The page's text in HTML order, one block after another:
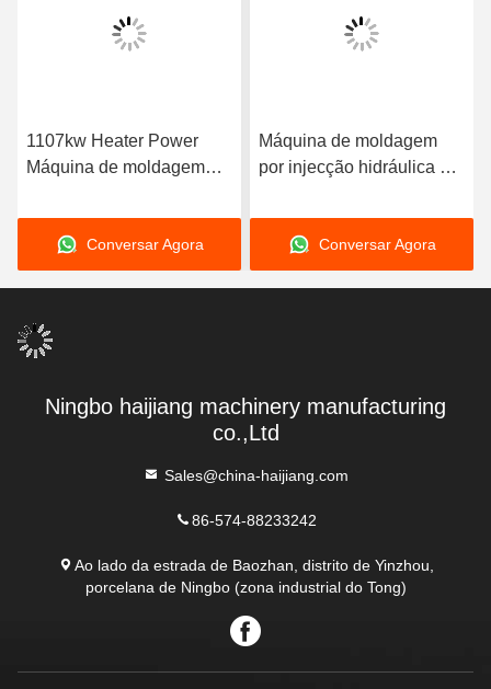
1107kw Heater Power
Máquina de moldagem
toneladas especializada
em moldagem de pvc
oferecendo construção e
Conversar Agora
Máquina de moldagem
por injecção hidráulica e
armazenamento de
energia Conversar Agora
Ningbo haijiang machinery manufacturing
co.,Ltd
Sales@china-haijiang.com
86-574-88233242
Ao lado da estrada de Baozhan, distrito de Yinzhou,
porcelana de Ningbo (zona industrial do Tong)